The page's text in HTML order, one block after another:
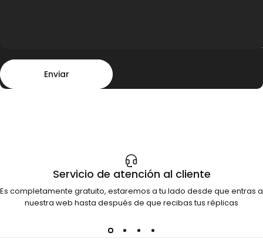
Enviar
Enviar
Servicio de atención al cliente
Es completamente gratuito, estaremos a tu lado desde que entras a
nuestra web hasta después de que recibas tus réplicas